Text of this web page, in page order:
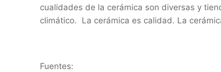
cualidades de la cerámica son diversas y
climático. La cerámica es calidad. La
Fuentes: